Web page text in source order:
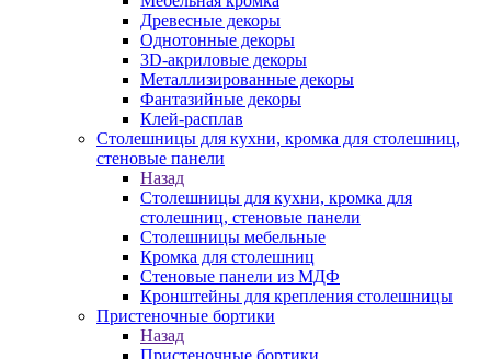
Древесные декоры
Однотонные декоры
3D-акриловые декоры
Металлизированные декоры
Фантазийные декоры
Клей-расплав
Столешницы для кухни, кромка для столешниц,
стеновые панели
Назад
Столешницы для кухни, кромка для
столешниц, стеновые панели
Столешницы мебельные
Кромка для столешниц
Стеновые панели из МДФ
Кронштейны для крепления столешницы
Пристеночные бортики
Назад
Пристеночные бортики